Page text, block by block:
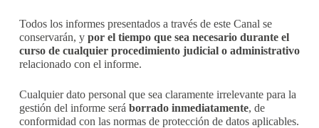
Todos los informes presentados a través de este Canal se
conservarán, y por el tiempo que sea necesario durante el
curso de cualquier procedimiento judicial o administrativo
relacionado con el informe.
Cualquier dato personal que sea claramente irrelevante para la
gestión del informe será borrado inmediatamente, de
conformidad con las normas de protección de datos aplicables.